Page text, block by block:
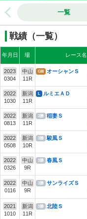
一覧
戦績（一覧）
年月日 場 レース名
2023
0304
中山
11R
GIII
オーシャンＳ
2022
1030
新潟
11R
L
ルミエＡＤ
2022
0813
新潟
11R
3勝
稲妻Ｓ
2022
0508
新潟
10R
3勝
駿風Ｓ
2022
0326
中山
9R
3勝
春風Ｓ
2022
0116
中山
9R
3勝
サンライズＳ
2021
1010
新潟
11R
3勝
北陸Ｓ